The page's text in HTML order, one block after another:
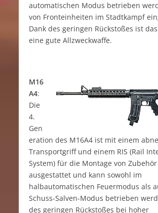
automatischen Modus betrieben
von Fronteinheiten im Stadtkampf
Dank des geringen Rückstoßes ist
eine gute Allzweckwaffe.
M16
A4:
Die
4.
Gen
eration des M16A4 ist mit einem
Transportgriff und einem RIS (Rail
System) für die Montage von Zubehör
ausgestattet und kann sowohl im
halbautomatischen Feuermodus als
Schuss-Salven-Modus betrieben
des geringen Rückstoßes bei hoher